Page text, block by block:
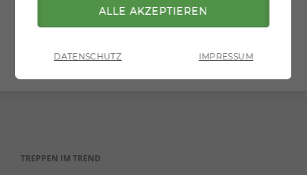
» zurück zur Übersicht » zur Druckversion
TREPPEN IM TREND
DATENSCHUTZ IMPRESSUM